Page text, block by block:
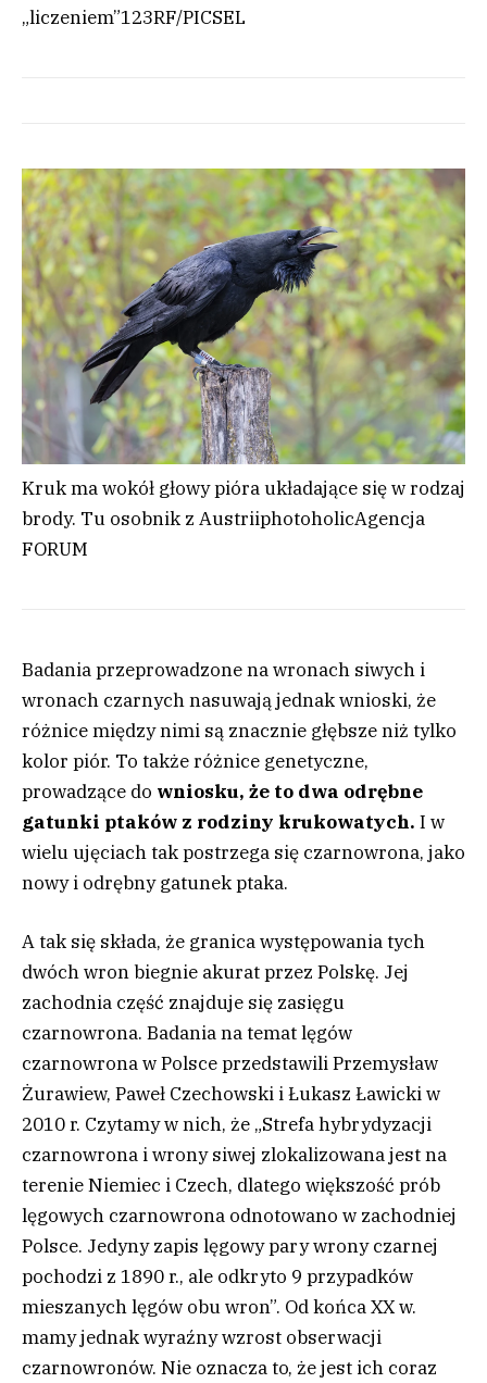
„liczeniem”123RF/PICSEL
Kruk ma wokół głowy pióra układające się w rodzaj
brody. Tu osobnik z AustriiphotoholicAgencja
FORUM
Badania przeprowadzone na wronach siwych i
wronach czarnych nasuwają jednak wnioski, że
różnice między nimi są znacznie głębsze niż tylko
kolor piór. To także różnice genetyczne,
prowadzące do wniosku, że to dwa odrębne
gatunki ptaków z rodziny krukowatych. I w
wielu ujęciach tak postrzega się czarnowrona, jako
nowy i odrębny gatunek ptaka.
A tak się składa, że granica występowania tych
dwóch wron biegnie akurat przez Polskę. Jej
zachodnia część znajduje się zasięgu
czarnowrona. Badania na temat lęgów
czarnowrona w Polsce przedstawili Przemysław
Żurawiew, Paweł Czechowski i Łukasz Ławicki w
2010 r. Czytamy w nich, że „Strefa hybrydyzacji
czarnowrona i wrony siwej zlokalizowana jest na
terenie Niemiec i Czech, dlatego większość prób
lęgowych czarnowrona odnotowano w zachodniej
Polsce. Jedyny zapis lęgowy pary wrony czarnej
pochodzi z 1890 r., ale odkryto 9 przypadków
mieszanych lęgów obu wron”. Od końca XX w.
mamy jednak wyraźny wzrost obserwacji
czarnowronów. Nie oznacza to, że jest ich coraz